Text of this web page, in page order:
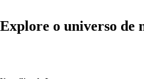
Explore o universo de